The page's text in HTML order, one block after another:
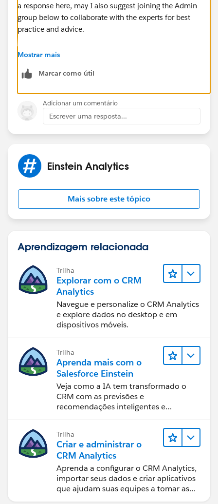
a response here, may I also suggest joining the Admin
group below to collaborate with the experts for best
practice and advice.
https://success.salesforce.com/_ui/core/chatter/gro
Regards,
Jayson
Mostrar mais
Marcar como útil
Adicionar um comentário
Escrever uma resposta...
Einstein Analytics
Mais sobre este tópico
Aprendizagem relacionada
Trilha
Explorar com o CRM
Analytics
Navegue e personalize o CRM Analytics
e explore dados no desktop e em
dispositivos móveis.
Trilha
Aprenda mais com o
Salesforce Einstein
Veja como a IA tem transformado o
CRM com as previsões e
recomendações inteligentes e
Trilha
Criar e administrar o
CRM Analytics
Aprenda a configurar o CRM Analytics,
importar seus dados e criar aplicativos
que ajudam suas equipes a tomar as